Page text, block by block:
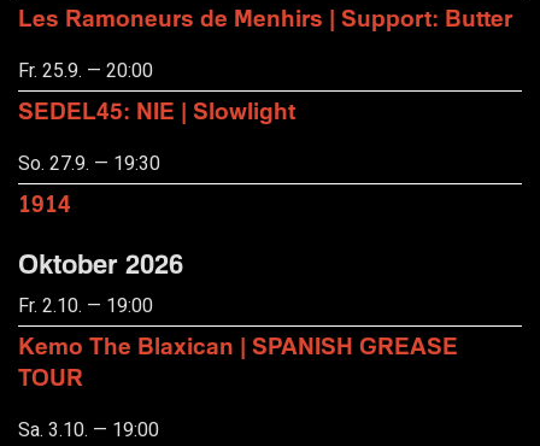
Les Ramoneurs de Menhirs | Support: Butter
Fr. 25.9. — 20:00
SEDEL45: NIE | Slowlight
So. 27.9. — 19:30
1914
Oktober 2026
Fr. 2.10. — 19:00
Kemo The Blaxican | SPANISH GREASE
TOUR
Sa. 3.10. — 19:00